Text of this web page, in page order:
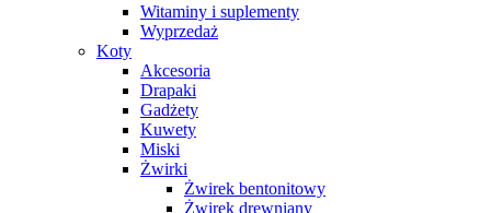
Witaminy i suplementy
Wyprzedaż
Koty
Akcesoria
Drapaki
Gadżety
Kuwety
Miski
Żwirki
Żwirek bentonitowy
Żwirek drewniany